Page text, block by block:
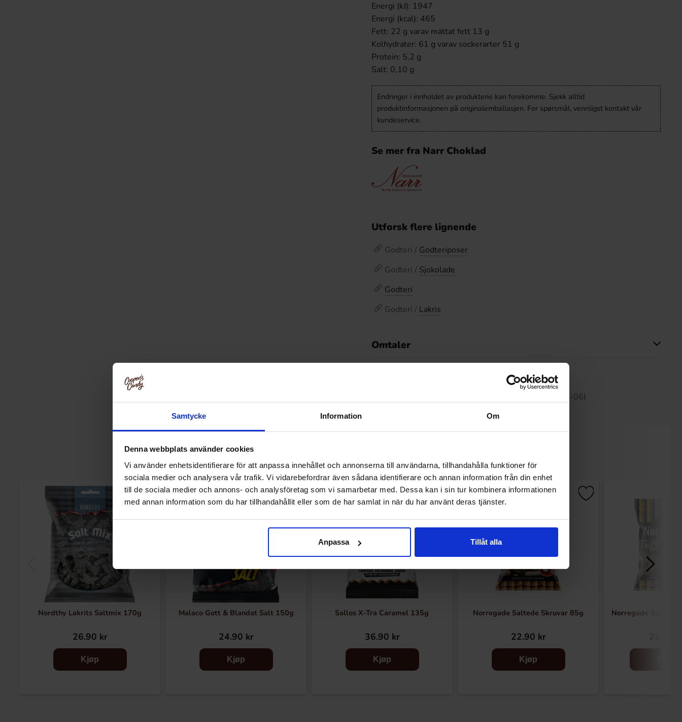
Samtycke Information Om
Denna webbplats använder cookies
Vi använder enhetsidentifierare för att anpassa innehållet och annonserna till användarna, tillhandahålla funktioner för
sociala medier och analysera vår trafik. Vi vidarebefordrar även sådana identifierare och annan information från din enhet
till de sociala medier och annons- och analysföretag som vi samarbetar med. Dessa kan i sin tur kombinera informationen
med annan information som du har tillhandahållit eller som de har samlat in när du har använt deras tjänster.
Anpassa Tillåt alla
Energi (kJ): 1947
Energi (kcal): 465
Fett: 22 g varav mättat fett 13 g
Kolhydrater: 61 g varav sockerarter 51 g
Protein: 5,2 g
Salt: 0,10 g
Endringer i innholdet av produktene kan forekomme. Sjekk alltid
produktinformasjonen på originalemballasjen. For spørsmål, vennligst kontakt vår
kundeservice.
Se mer fra Narr Choklad
Utforsk flere lignende
Godteri / Godteriposer
Godteri / Sjokolade
Godteri
Godteri / Lakris
Omtaler
Dette produktet har ingen anmeldelser
Laveste pris de siste 30 dagene er 28.90 kr (2026-08-06)
Nordthy Lakrits Saltmix 170g
26.90 kr
Kjøp
Malaco Gott & Blandat Salt 150g
24.90 kr
Kjøp
Sallos X-Tra Caramel 135g
36.90 kr
Kjøp
Norregade Saltede Skruvar 85g
22.90 kr
Kjøp
Norregade Saltede